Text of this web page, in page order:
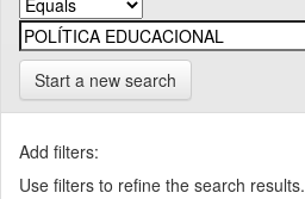
Start a new search
Add filters:
Use filters to refine the search results.